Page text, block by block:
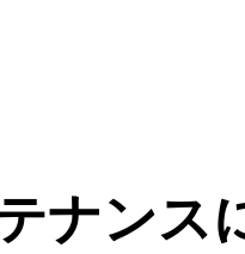
ナンス